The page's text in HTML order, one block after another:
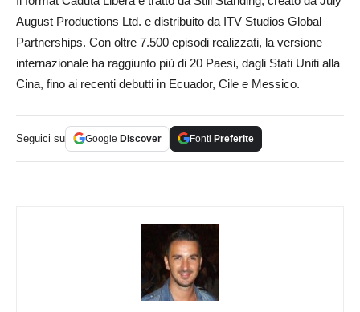
August Productions Ltd. e distribuito da ITV Studios Global
Partnerships. Con oltre 7.500 episodi realizzati, la versione
internazionale ha raggiunto più di 20 Paesi, dagli Stati Uniti alla
Cina, fino ai recenti debutti in Ecuador, Cile e Messico.
Seguici su Google Discover Fonti Preferite